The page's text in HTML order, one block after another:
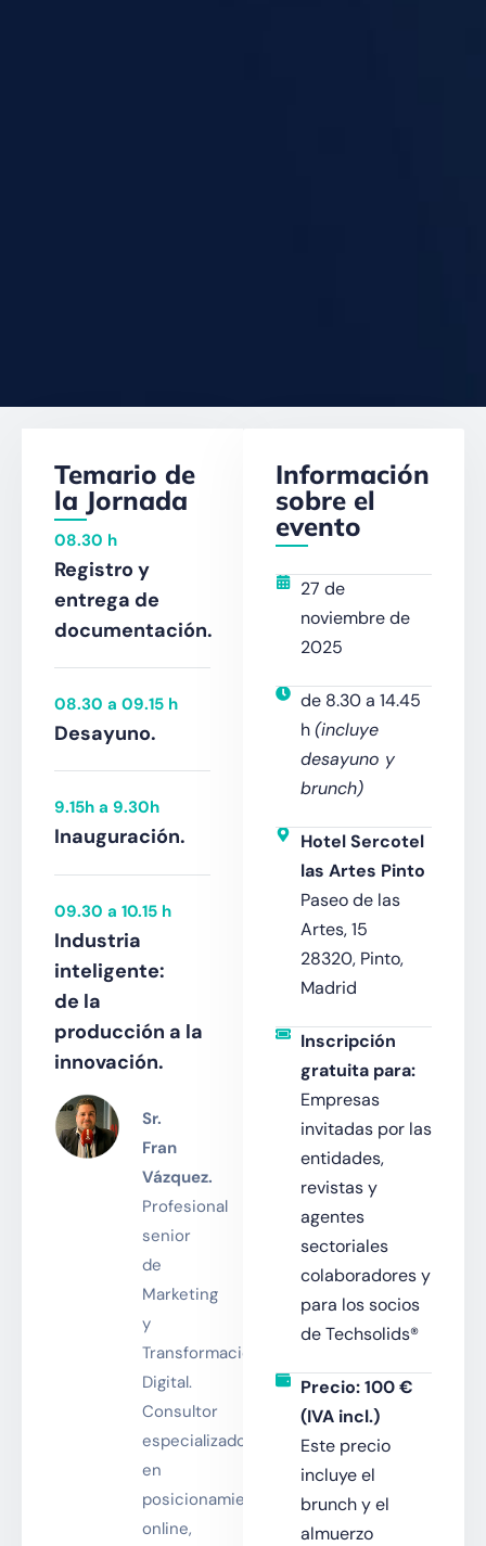
Temario de
la Jornada
08.30 h
Registro y
entrega de
documentación.
08.30 a 09.15 h
Desayuno.
9.15h a 9.30h
Inauguración.
09.30 a 10.15 h
Industria
inteligente:
de la
producción a la
innovación.
Sr.
Fran
Vázquez.
Profesional
senior
de
Marketing
y
Transformación
Digital.
Consultor
especializado
en
posicionamiento
online,
Información
sobre el
evento
27 de
noviembre de
2025
de 8.30 a 14.45
h(incluye
desayuno y
brunch)
Hotel Sercotel
las Artes Pinto
Paseo de las
Artes, 15
28320, Pinto,
Madrid
Inscripción
gratuita para:
Empresas
invitadas por las
entidades,
revistas y
agentes
sectoriales
colaboradores y
para los socios
de Techsolids®
Precio: 100 €
(IVA incl.)
Este precio
incluye el
brunch y el
almuerzo